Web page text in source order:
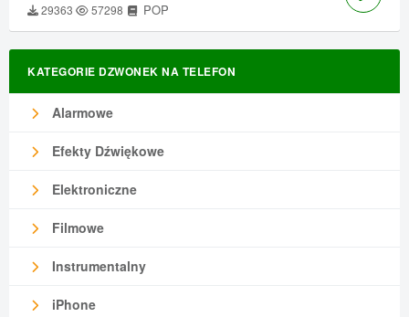
29363 57298 POP
KATEGORIE DZWONEK NA TELEFON
Alarmowe
Efekty Dźwiękowe
Elektroniczne
Filmowe
Instrumentalny
iPhone